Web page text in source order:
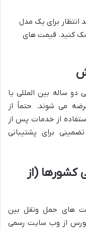
انتظار برای یک مدل
کنید. قیمت های
دو ساله بین المللی یا
می شوند. حتماً از
از خدمات پس از
برای پشتیبانی
(از
های حمل ونقل بین
از وب سایت رسمی